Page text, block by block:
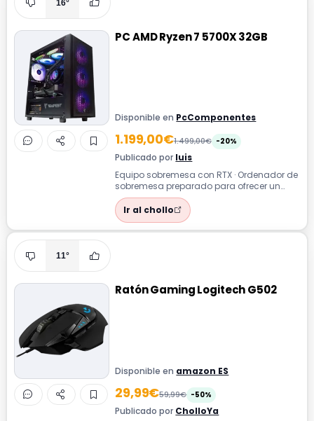
16°
PC AMD Ryzen 7 5700X 32GB
Disponible en PcComponentes
1.199,00€1.499,00€ -20%
Publicado por luis
Equipo sobremesa con RTX · Ordenador de
sobremesa preparado para ofrecer un
rendimiento fluido en tareas cotidianas y...
Ir al chollo
11°
Ratón Gaming Logitech G502
Disponible en amazon ES
29,99€59,99€ -50%
Publicado por CholloYa